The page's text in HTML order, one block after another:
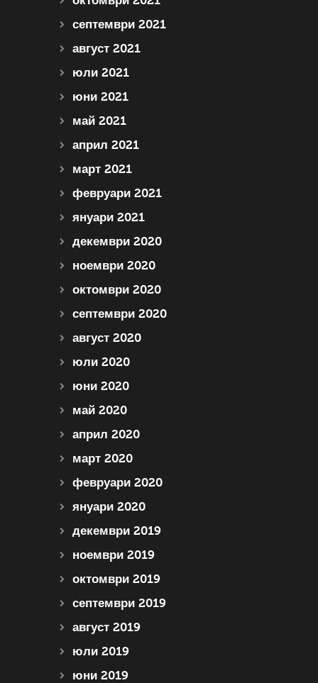
септември 2021
август 2021
юли 2021
юни 2021
май 2021
април 2021
март 2021
февруари 2021
януари 2021
декември 2020
ноември 2020
октомври 2020
септември 2020
август 2020
юли 2020
юни 2020
май 2020
април 2020
март 2020
февруари 2020
януари 2020
декември 2019
ноември 2019
октомври 2019
септември 2019
август 2019
юли 2019
юни 2019